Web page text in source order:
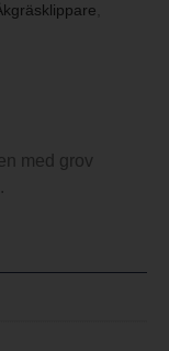
med grov